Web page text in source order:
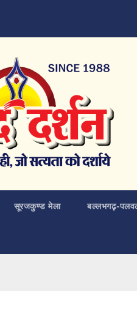
सूरजकुण्ड मेला बल्लभगढ़़-